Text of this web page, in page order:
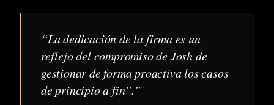
“La dedicación de la firma es un
reflejo del compromiso de Josh de
gestionar de forma proactiva los casos
de principio a fin”.”